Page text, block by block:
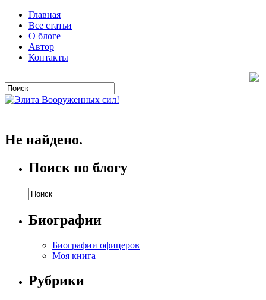
Главная
Все статьи
О блоге
Автор
Контакты
Не найдено.
Поиск по блогу
Биографии
Биографии офицеров
Моя книга
Рубрики